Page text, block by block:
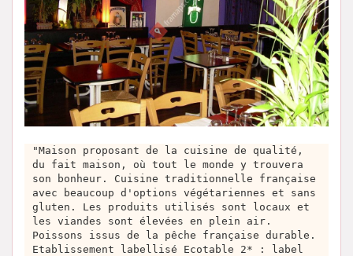
"Maison proposant de la cuisine de qualité,
du fait maison, où tout le monde y trouvera
son bonheur. Cuisine traditionnelle française
avec beaucoup d'options végétariennes et sans
gluten. Les produits utilisés sont locaux et
les viandes sont élevées en plein air.
Poissons issus de la pêche française durable.
Etablissement labellisé Ecotable 2* : label